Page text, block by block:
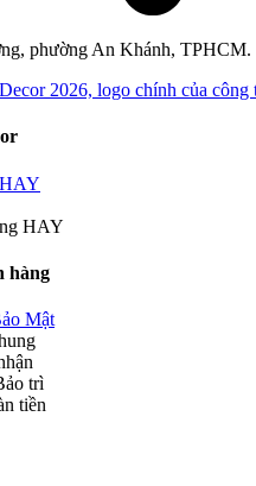
phường An Khánh, TPHCM.
HAY
hàng
Mật
trì
tiền